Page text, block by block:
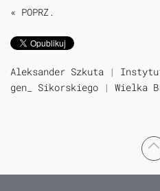
« POPRZ.
Aleksander Szkuta |
gen_ Sikorskiego | Wielka